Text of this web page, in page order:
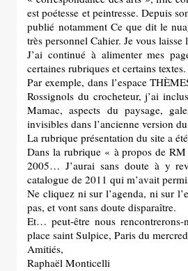
est poétesse et peintresse. Depuis
publié notamment Ce que dit le
très personnel Cahier. Je vous
J’ai continué à alimenter mes
certaines rubriques et certains textes.
Par exemple, dans l’espace
Rossignols du crocheteur, j’ai
Mamac, aspects du paysage,
invisibles dans l’ancienne version
La rubrique présentation du site a
Dans la rubrique « à propos de
2005… J’aurai sans doute à y
catalogue de 2011 qui m’avait
Ne cliquez ni sur l’agenda, ni sur
pas, et vont sans doute disparaître.
Et… peut-être nous
place saint Sulpice, Paris du
Amitiés,
Raphaël Monticelli